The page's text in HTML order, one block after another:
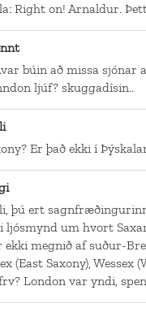
Right on! Arnaldur.
búin að missa sjónar
ljúf? skuggadísin..
Er það ekki í
þú ert
ljósmynd um hvort
ekki megnið af suður-
(East Saxony), Wessex
London var yndi,